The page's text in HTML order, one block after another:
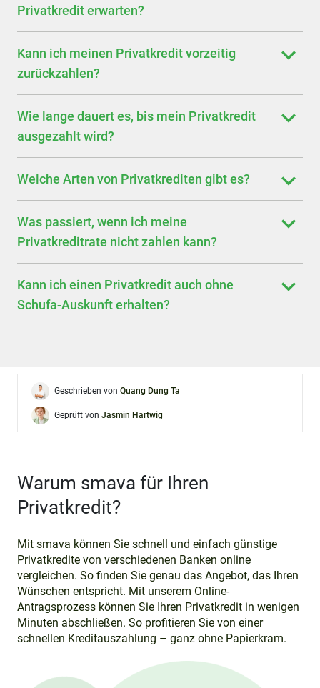
Privatkredit erwarten?
Kann ich meinen Privatkredit vorzeitig
zurückzahlen?
Wie lange dauert es, bis mein Privatkredit
ausgezahlt wird?
Welche Arten von Privatkrediten gibt es?
Was passiert, wenn ich meine
Privatkreditrate nicht zahlen kann?
Kann ich einen Privatkredit auch ohne
Schufa-Auskunft erhalten?
Geschrieben von Quang Dung Ta
Geprüft von Jasmin Hartwig
Warum smava für Ihren
Privatkredit?
Mit smava können Sie schnell und einfach günstige
Privatkredite von verschiedenen Banken online
vergleichen. So finden Sie genau das Angebot, das Ihren
Wünschen entspricht. Mit unserem Online-
Antragsprozess können Sie Ihren Privatkredit in wenigen
Minuten abschließen. So profitieren Sie von einer
schnellen Kreditauszahlung – ganz ohne Papierkram.